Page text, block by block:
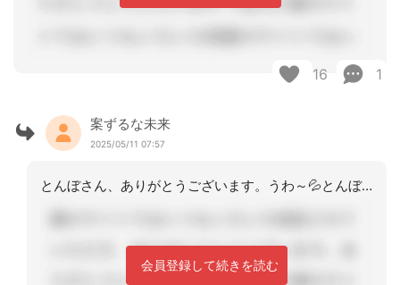
16 1
案ずるな未来
2025/05/11 07:57
とんぼさん、ありがとうございます。うわ～💦とんぼさん、気の毒過ぎます！１人ケアマ
会員登録して続きを読む